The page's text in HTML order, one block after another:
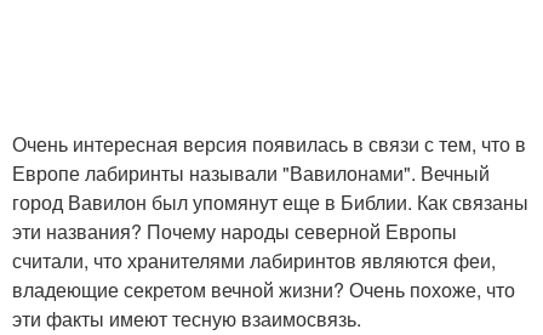
Очень интересная версия появилась в связи с тем, что в
Европе лабиринты называли "Вавилонами". Вечный
город Вавилон был упомянут еще в Библии. Как связаны
эти названия? Почему народы северной Европы
считали, что хранителями лабиринтов являются феи,
владеющие секретом вечной жизни? Очень похоже, что
эти факты имеют тесную взаимосвязь.